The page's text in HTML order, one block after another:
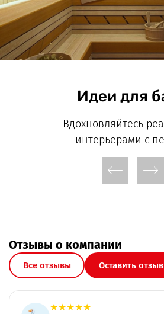
Идеи для
Вдохновляйтесь
интерьерами с
Отзывы о компании
Все отзывы Оставить отзыв
★★★★★